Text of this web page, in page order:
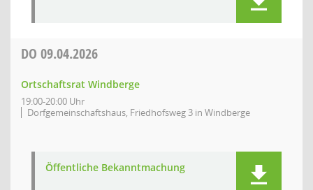
DO 09.04.2026
Ortschaftsrat Windberge
19:00-20:00 Uhr
Dorfgemeinschaftshaus, Friedhofsweg 3 in Windberge
Öffentliche Bekanntmachung